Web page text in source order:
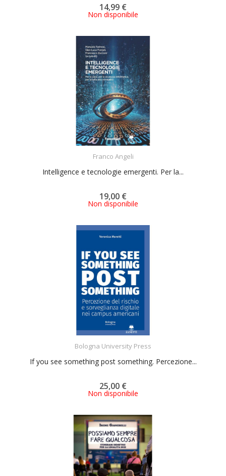
14,99 €
Non disponibile
Franco Angeli
Intelligence e tecnologie emergenti. Per la...
19,00 €
Non disponibile
Bologna University Press
If you see something post something. Percezione...
25,00 €
Non disponibile